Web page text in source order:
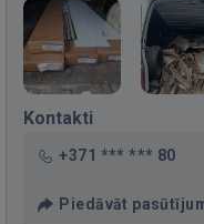
Kontakti
+371 *** *** 80
Piedāvāt